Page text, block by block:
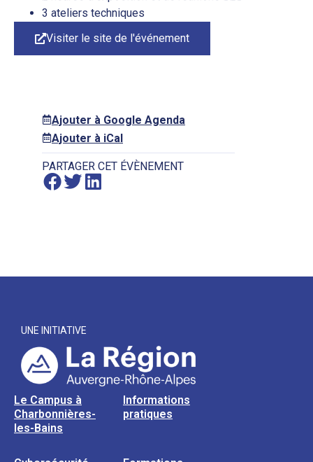
3 ateliers techniques
Visiter le site de l'événement
Ajouter à Google Agenda
Ajouter à iCal
PARTAGER CET ÉVÈNEMENT
UNE INITIATIVE
Le Campus à
Charbonnières-
les-Bains
Informations
pratiques